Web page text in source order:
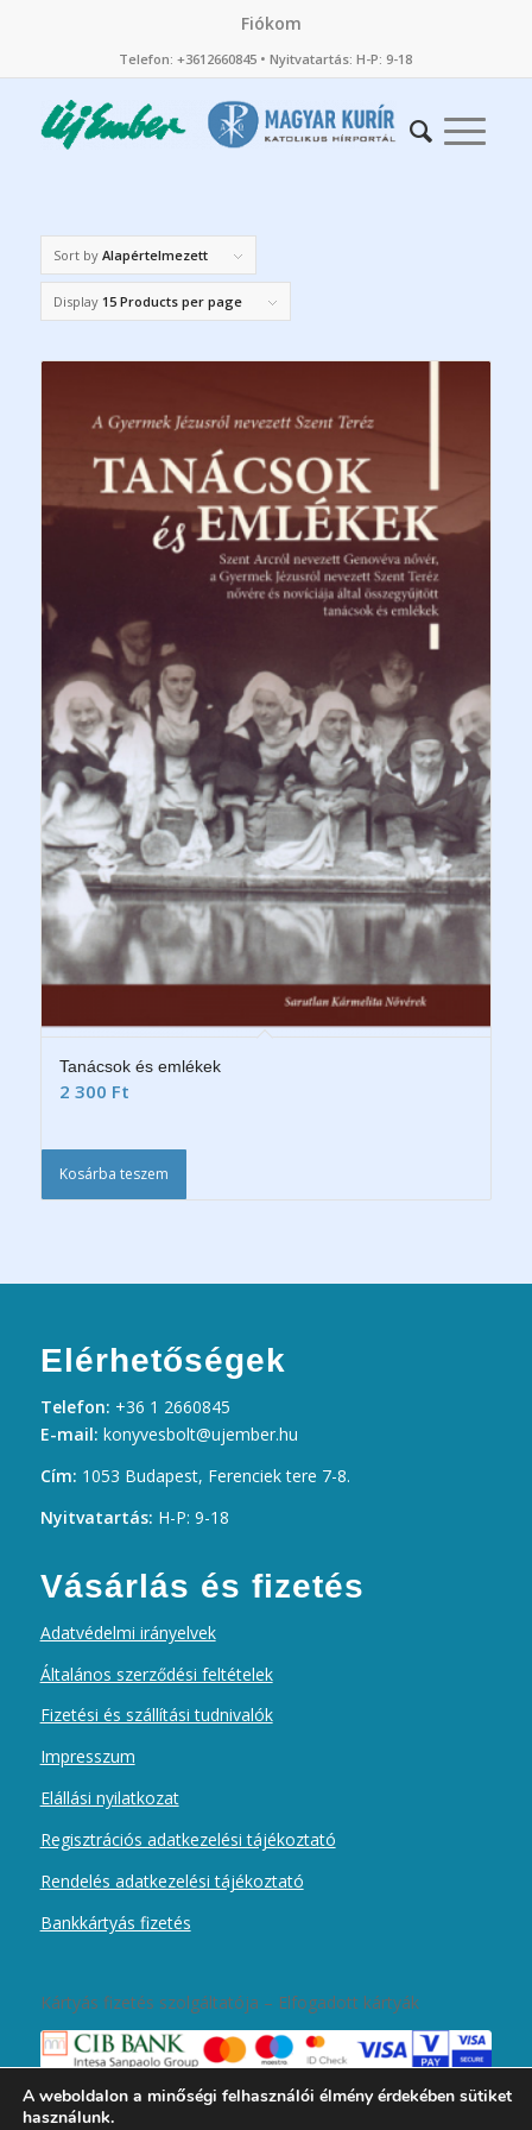
Fiókom
Telefon: +3612660845 • Nyitvatartás: H-P: 9-18
Sort by Alapértelmezett
Display 15 Products per page
Tanácsok és emlékek
2 300 Ft
Kosárba teszem
Elérhetőségek
Telefon: +36 1 2660845
E-mail: konyvesbolt@ujember.hu
Cím: 1053 Budapest, Ferenciek tere 7-8.
Nyitvatartás: H-P: 9-18
Vásárlás és fizetés
Adatvédelmi irányelvek
Általános szerződési feltételek
Fizetési és szállítási tudnivalók
Impresszum
Elállási nyilatkozat
Regisztrációs adatkezelési tájékoztató
Rendelés adatkezelési tájékoztató
Bankkártyás fizetés
Kártyás fizetés szolgáltatója – Elfogadott kártyák
A weboldalon a minőségi felhasználói élmény érdekében sütiket
használunk.